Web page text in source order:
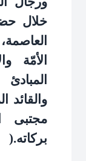
خلال
الأمّة
والقائد
مجتبى
بركاته).